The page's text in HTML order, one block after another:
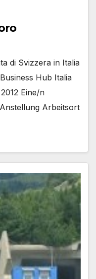
di Svizzera in Italia
Hub Italia
Eine/n
Arbeitsort